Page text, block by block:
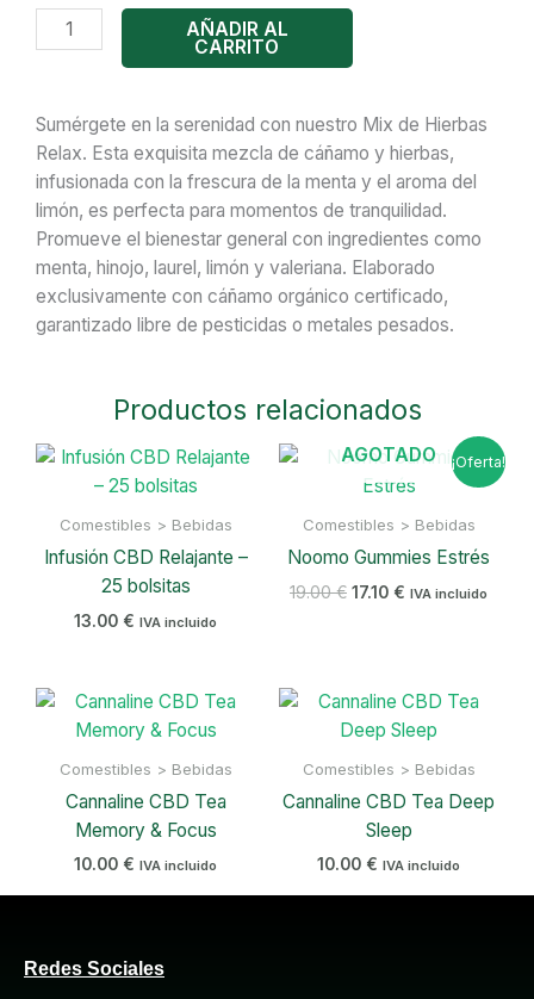
original
era:
10.00 €.
actual
es:
8.50 €.
Sensitve
CBD
AÑADIR AL
CARRITO
Sumérgete en la serenidad con nuestro Mix de Hierbas
Relax. Esta exquisita mezcla de cáñamo y hierbas,
infusionada con la frescura de la menta y el aroma del
limón, es perfecta para momentos de tranquilidad.
Promueve el bienestar general con ingredientes como
menta, hinojo, laurel, limón y valeriana. Elaborado
exclusivamente con cáñamo orgánico certificado,
garantizado libre de pesticidas o metales pesados.
Productos relacionados
Comestibles > Bebidas
Infusión CBD Relajante –
25 bolsitas
13.00 € IVA incluido
¡Oferta!
AGOTADO
Comestibles > Bebidas
Noomo Gummies Estrés
19.00€
El
precio
original
era:
17.10 €
El
precio
actual
es:
IVA incluido
Comestibles > Bebidas
Cannaline CBD Tea
Memory & Focus
10.00 € IVA incluido
Comestibles > Bebidas
Cannaline CBD Tea Deep
Sleep
10.00 € IVA incluido
Redes Sociales